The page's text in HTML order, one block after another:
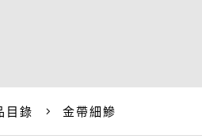
目錄 金帶細鰺